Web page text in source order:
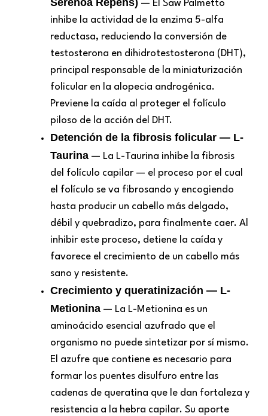
Serenoa Repens) — El Saw Palmetto
inhibe la actividad de la enzima 5-alfa
reductasa, reduciendo la conversión de
testosterona en dihidrotestosterona (DHT),
principal responsable de la miniaturización
folicular en la alopecia androgénica.
Previene la caída al proteger el folículo
piloso de la acción del DHT.
Detención de la fibrosis folicular — L-
Taurina — La L-Taurina inhibe la fibrosis
del folículo capilar — el proceso por el cual
el folículo se va fibrosando y encogiendo
hasta producir un cabello más delgado,
débil y quebradizo, para finalmente caer. Al
inhibir este proceso, detiene la caída y
favorece el crecimiento de un cabello más
sano y resistente.
Crecimiento y queratinización — L-
Metionina — La L-Metionina es un
aminoácido esencial azufrado que el
organismo no puede sintetizar por sí mismo.
El azufre que contiene es necesario para
formar los puentes disulfuro entre las
cadenas de queratina que le dan fortaleza y
resistencia a la hebra capilar. Su aporte